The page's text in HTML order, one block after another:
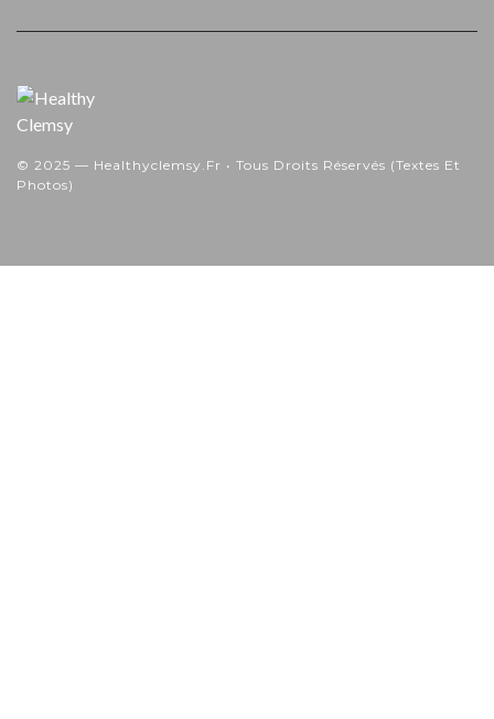
© 2025 — Healthyclemsy.fr • Tous Droits Réservés (textes Et
Photos)